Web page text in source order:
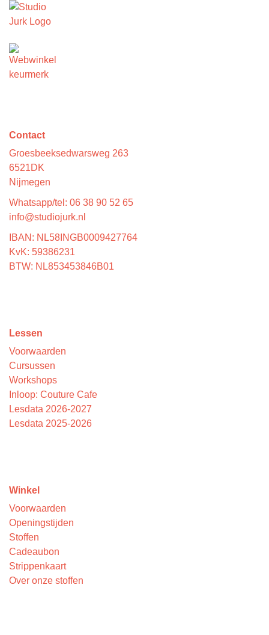
Contact
Groesbeeksedwarsweg 263
6521DK
Nijmegen
Whatsapp/tel: 06 38 90 52 65
info@studiojurk.nl
IBAN: NL58INGB0009427764
KvK: 59386231
BTW: NL853453846B01
Lessen
Voorwaarden
Cursussen
Workshops
Inloop: Couture Cafe
Lesdata 2026-2027
Lesdata 2025-2026
Winkel
Voorwaarden
Openingstijden
Stoffen
Cadeaubon
Strippenkaart
Over onze stoffen